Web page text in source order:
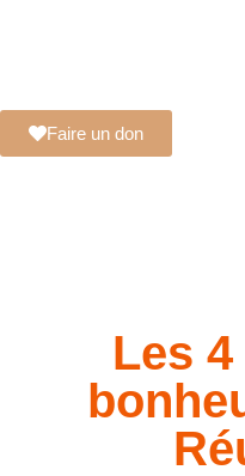
Faire un don
Les